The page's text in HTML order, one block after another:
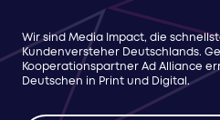
Wir sind Media Impact, die
Kundenversteher Deutschlands.
Kooperationspartner Ad Alliance
Deutschen in Print und Digital.